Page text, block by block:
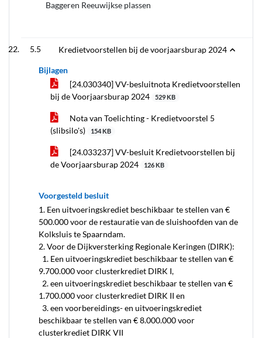
Baggeren Reeuwijkse plassen
5.5 Kredietvoorstellen bij de voorjaarsburap 2024
Bijlagen
[24.030340] VV-besluitnota Kredietvoorstellen
bij de Voorjaarsburap 2024
529 KB
Nota van Toelichting - Kredietvoorstel 5
(slibsilo's)
154 KB
[24.033237] VV-besluit Kredietvoorstellen bij
de Voorjaarsburap 2024
126 KB
Voorgesteld besluit
1. Een uitvoeringskrediet beschikbaar te stellen van €
500.000 voor de restauratie van de sluishoofden van de
Kolksluis te Spaarndam.
2. Voor de Dijkversterking Regionale Keringen (DIRK):
1. Een uitvoeringskrediet beschikbaar te stellen van €
9.700.000 voor clusterkrediet DIRK I,
2. een uitvoeringskrediet beschikbaar te stellen van €
1.700.000 voor clusterkrediet DIRK II en
3. een voorbereidings- en uitvoeringskrediet
beschikbaar te stellen van € 8.000.000 voor
clusterkrediet DIRK VII